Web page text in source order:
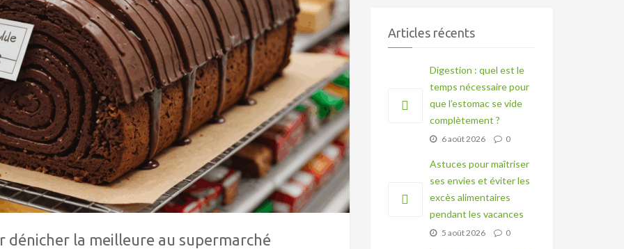
dénicher la meilleure au supermarché
Articles récents
Digestion : quel est le
temps nécessaire pour
que l’estomac se vide
complètement ?
6 août 2026 0
Astuces pour maîtriser
ses envies et éviter les
excès alimentaires
pendant les vacances
5 août 2026 0